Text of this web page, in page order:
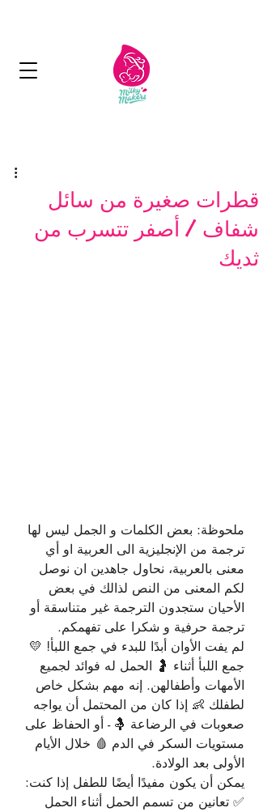
قطرات صغيرة من سائل
شفاف / أصفر تتسرب من
ثديك
ملحوظة: بعض الكلمات و الجمل ليس لها
ترجمة من الإنجليزية الى العربية او أي
معنى بالعربية، نحاول جاهدين ان نوصل
لكم المعنى من النص لذالك في بعض
الأحيان ستجدون الترجمة غير متناسقة أو
ترجمة حرفية و شكرا على تفهمكم.
لم يفت الأوان أبدًا للبدء في جمع اللبأ! 💛
جمع اللبأ أثناء 🤰 الحمل له فوائد لجميع
الأمهات وأطفالهن. إنه مهم بشكل خاص
لطفلك 👶 إذا كان من المحتمل أن يواجه
صعوبات في الرضاعة 🤱 - أو الحفاظ على
مستويات السكر في الدم 🩸 خلال الأيام
الأولى بعد الولادة.
يمكن أن يكون مفيدًا أيضًا للطفل إذا كنت:
✅ تعانين من تسمم الحمل أثناء الحمل